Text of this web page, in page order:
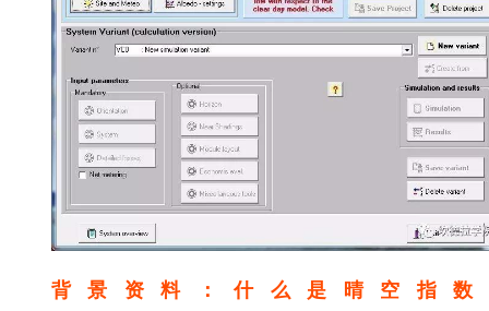
背景资料：什么是晴空指数